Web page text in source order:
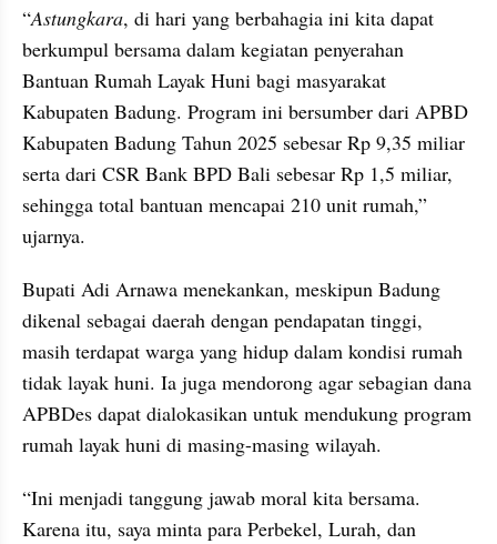
“Astungkara, di hari yang berbahagia ini kita dapat
berkumpul bersama dalam kegiatan penyerahan
Bantuan Rumah Layak Huni bagi masyarakat
Kabupaten Badung. Program ini bersumber dari APBD
Kabupaten Badung Tahun 2025 sebesar Rp 9,35 miliar
serta dari CSR Bank BPD Bali sebesar Rp 1,5 miliar,
sehingga total bantuan mencapai 210 unit rumah,”
ujarnya.
Bupati Adi Arnawa menekankan, meskipun Badung
dikenal sebagai daerah dengan pendapatan tinggi,
masih terdapat warga yang hidup dalam kondisi rumah
tidak layak huni. Ia juga mendorong agar sebagian dana
APBDes dapat dialokasikan untuk mendukung program
rumah layak huni di masing-masing wilayah.
“Ini menjadi tanggung jawab moral kita bersama.
Karena itu, saya minta para Perbekel, Lurah, dan